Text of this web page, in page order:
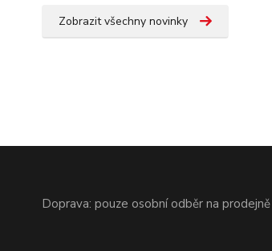
Zobrazit všechny novinky
Doprava: pouze osobní odběr na prodejně